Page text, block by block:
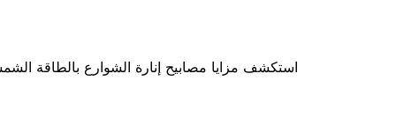
استكشف مزايا مصابيح إنارة الشوارع بالطاقة